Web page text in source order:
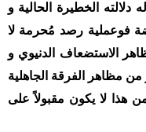
الخطيرة الحالية و
فوعملية رصد مُحرمة لا
الاستضعاف الدنيوي و
مظاهر الفرقة الجاهلية
هذا لا يكون مقبولاً على